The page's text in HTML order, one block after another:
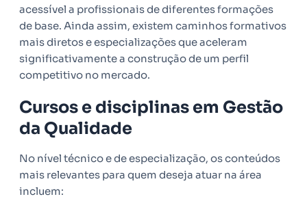
acessível a profissionais de diferentes formações
de base. Ainda assim, existem caminhos formativos
mais diretos e especializações que aceleram
significativamente a construção de um perfil
competitivo no mercado.
Cursos e disciplinas em Gestão
da Qualidade
No nível técnico e de especialização, os conteúdos
mais relevantes para quem deseja atuar na área
incluem: